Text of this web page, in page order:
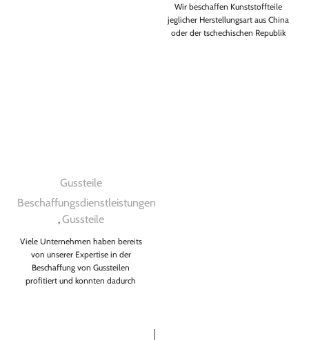
Gussteile
Beschaffungsdienstleistungen
,Gussteile
Viele Unternehmen haben bereits
von unserer Expertise in der
Beschaffung von Gussteilen
profitiert und konnten dadurch
Wir beschaffen Kunststoffteile
jeglicher Herstellungsart aus China
oder der tschechischen Republik